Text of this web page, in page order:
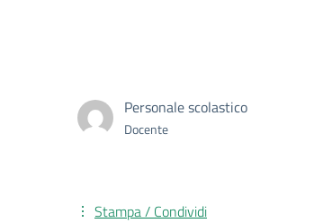
Personale scolastico
Docente
Stampa / Condividi